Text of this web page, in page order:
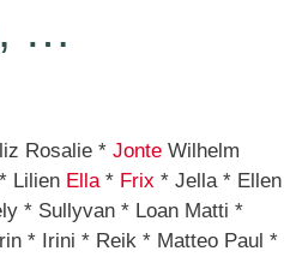
…
Rosalie * Jonte Wilhelm
Lilien Ella * Frix * Jella * Ellen
* Sullyvan * Loan Matti *
* Irini * Reik * Matteo Paul *